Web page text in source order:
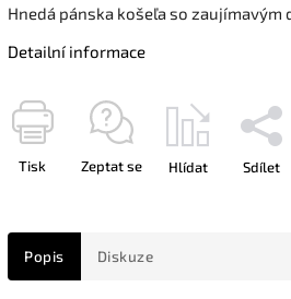
Hnedá pánska košeľa so zaujímavým
Detailní informace
Tisk Zeptat se Hlídat Sdílet
Popis Diskuze